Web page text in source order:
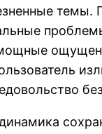
темы.